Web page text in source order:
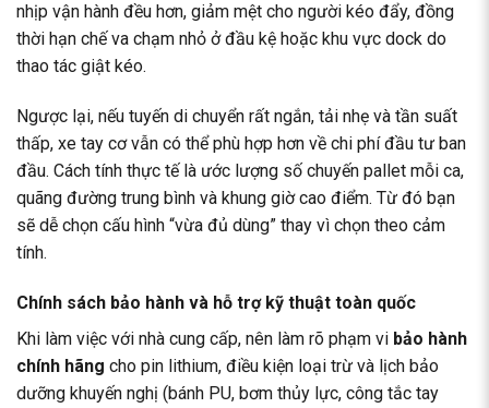
nhịp vận hành đều hơn, giảm mệt cho người kéo đẩy, đồng
thời hạn chế va chạm nhỏ ở đầu kệ hoặc khu vực dock do
thao tác giật kéo.
Ngược lại, nếu tuyến di chuyển rất ngắn, tải nhẹ và tần suất
thấp, xe tay cơ vẫn có thể phù hợp hơn về chi phí đầu tư ban
đầu. Cách tính thực tế là ước lượng số chuyến pallet mỗi ca,
quãng đường trung bình và khung giờ cao điểm. Từ đó bạn
sẽ dễ chọn cấu hình “vừa đủ dùng” thay vì chọn theo cảm
tính.
Chính sách bảo hành và hỗ trợ kỹ thuật toàn quốc
Khi làm việc với nhà cung cấp, nên làm rõ phạm vi bảo hành
chính hãng cho pin lithium, điều kiện loại trừ và lịch bảo
dưỡng khuyến nghị (bánh PU, bơm thủy lực, công tắc tay